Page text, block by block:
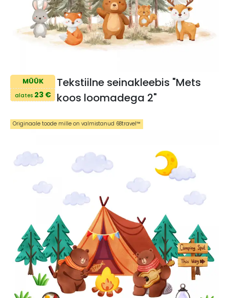
MÜÜK
alates23 €
Tekstiilne seinakleebis "Mets
koos loomadega 2"
Originaale toode mille on valmistanud 68travel™️